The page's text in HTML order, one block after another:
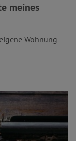
meines
Wohnung –